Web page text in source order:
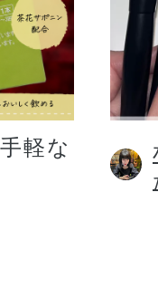
期お届けサ
イン
軽な